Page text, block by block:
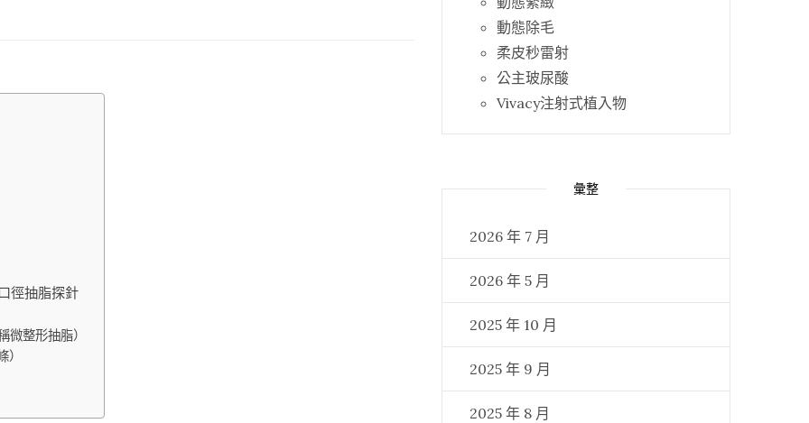
徑抽脂探針
整形抽脂）
動態除毛
柔皮秒雷射
公主玻尿酸
Vivacy注射式植入物
彙整
2026 年 7 月
2026 年 5 月
2025 年 10 月
2025 年 9 月
2025 年 8 月